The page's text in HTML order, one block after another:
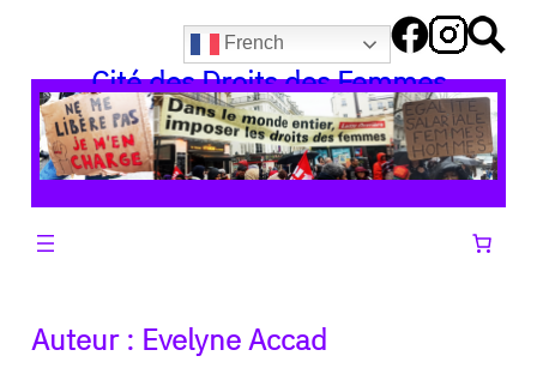
contenu
French
Cité des Droits des Femmes
Auteur : Evelyne Accad